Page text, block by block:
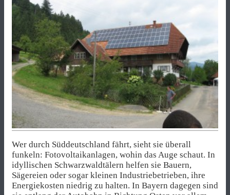
Wer durch Süddeutschland fährt, sieht sie überall
funkeln: Fotovoltaikanlagen, wohin das Auge schaut. In
idyllischen Schwarzwaldtälern helfen sie Bauern,
Sägereien oder sogar kleinen Industriebetrieben, ihre
Energiekosten niedrig zu halten. In Bayern dagegen sind